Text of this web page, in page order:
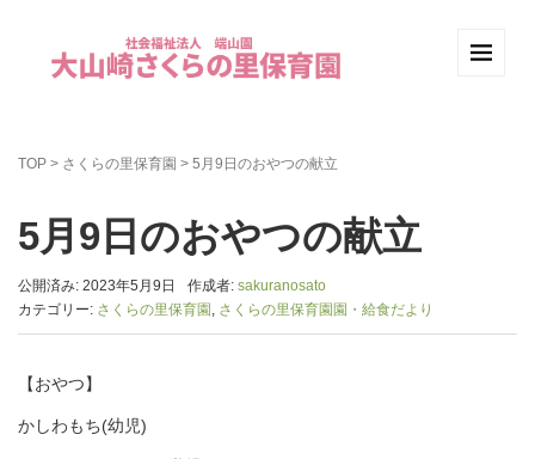
TOP > さくらの里保育園 > 5月9日のおやつの献立
5月9日のおやつの献立
公開済み: 2023年5月9日 作成者: sakuranosato
カテゴリー: さくらの里保育園 , さくらの里保育園園・給食だより
【おやつ】
かしわもち(幼児)